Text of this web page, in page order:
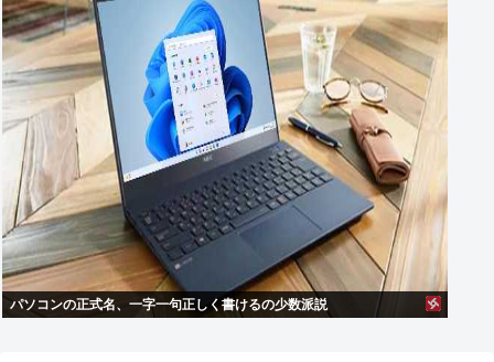
パソコンの正式名、一字一句正しく書けるの少数派説